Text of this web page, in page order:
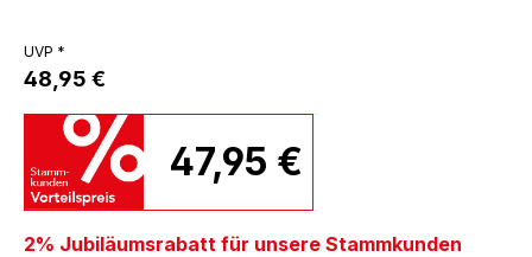
UVP *
48,95 €
47,95 €
2% Jubiläumsrabatt für unsere Stammkunden